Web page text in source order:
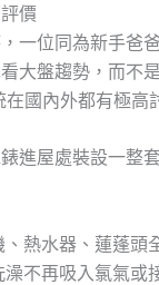
價
一位同為新手爸
大盤趨勢，而不
在國內外都有極高
進屋處裝設一整
熱水器、蓮蓬頭
不再吸入氯氣或